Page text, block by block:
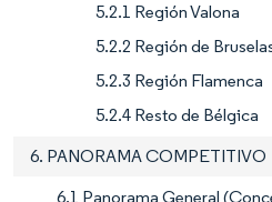
5.2.1 Región Valona
5.2.2 Región de
5.2.3 Región Flamenca
5.2.4 Resto de Bélgica
6. PANORAMA COMPETITIVO
6.1 Panorama General